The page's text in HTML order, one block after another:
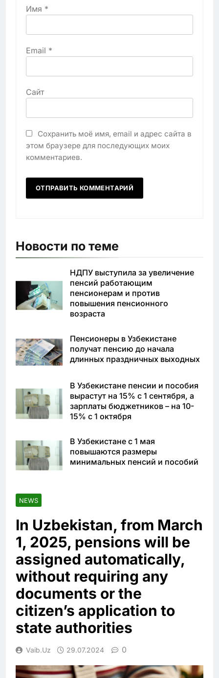
Имя *
Email *
Сайт
Сохранить моё имя, email и адрес сайта в
этом браузере для последующих моих
комментариев.
Новости по теме
НДПУ выступила за увеличение
пенсий работающим
пенсионерам и против
повышения пенсионного
возраста
Пенсионеры в Узбекистане
получат пенсию до начала
длинных праздничных выходных
В Узбекистане пенсии и пособия
вырастут на 15% с 1 сентября, а
зарплаты бюджетников – на 10-
15% с 1 октября
В Узбекистане с 1 мая
повышаются размеры
минимальных пенсий и пособий
NEWS
In Uzbekistan, from March
1, 2025, pensions will be
assigned automatically,
without requiring any
documents or the
citizen’s application to
state authorities
Vaib.uz 29.07.2024 0